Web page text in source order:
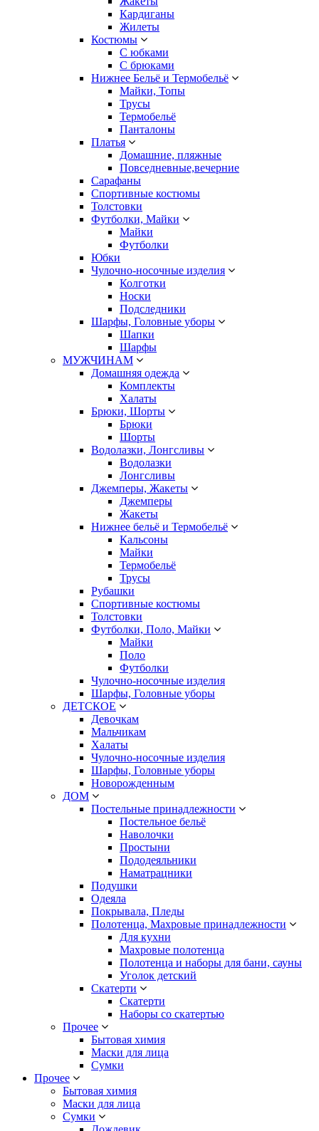
Кардиганы
Жилеты
Костюмы
С юбками
С брюками
Нижнее Бельё и Термобельё
Майки, Топы
Трусы
Термобельё
Панталоны
Платья
Домашние, пляжные
Повседневные,вечерние
Сарафаны
Спортивные костюмы
Толстовки
Футболки, Майки
Майки
Футболки
Юбки
Чулочно-носочные изделия
Колготки
Носки
Подследники
Шарфы, Головные уборы
Шапки
Шарфы
МУЖЧИНАМ
Домашняя одежда
Комплекты
Халаты
Брюки, Шорты
Брюки
Шорты
Водолазки, Лонгсливы
Водолазки
Лонгсливы
Джемперы, Жакеты
Джемперы
Жакеты
Нижнее бельё и Термобельё
Кальсоны
Майки
Термобельё
Трусы
Рубашки
Спортивные костюмы
Толстовки
Футболки, Поло, Майки
Майки
Поло
Футболки
Чулочно-носочные изделия
Шарфы, Головные уборы
ДЕТСКОЕ
Девочкам
Мальчикам
Халаты
Чулочно-носочные изделия
Шарфы, Головные уборы
Новорожденным
ДОМ
Постельные принадлежности
Постельное бельё
Наволочки
Простыни
Пододеяльники
Наматрацники
Подушки
Одеяла
Покрывала, Пледы
Полотенца, Махровые принадлежности
Для кухни
Махровые полотенца
Полотенца и наборы для бани, сауны
Уголок детский
Скатерти
Скатерти
Наборы со скатертью
Прочее
Бытовая химия
Маски для лица
Сумки
Прочее
Бытовая химия
Маски для лица
Сумки